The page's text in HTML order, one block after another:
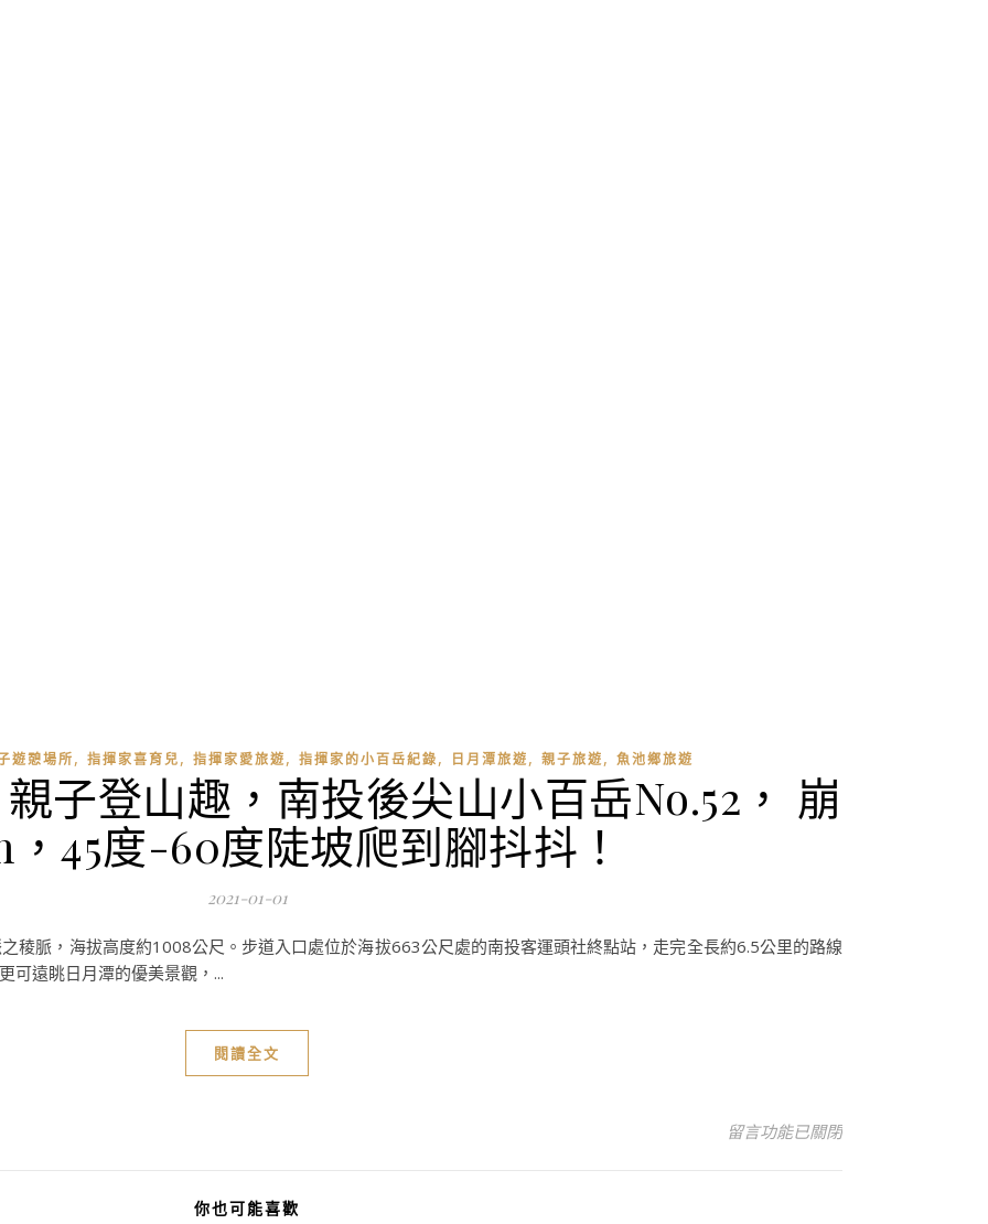
遊憩場所, 指揮家喜育兒, 指揮家愛旅遊, 指揮家的小百岳紀錄, 日月潭旅遊, 親子旅遊, 魚池鄉旅遊
子登山趣，南投後尖山小百岳No.52， 崩
，45度-60度陡坡爬到腳抖抖！
2021-01-01
稜脈，海拔高度約1008公尺。步道入口處位於海拔663公尺處的南投客運頭社終點站，走完全長約6.5公里的路線
可遠眺日月潭的優美景觀，...
閱讀全文
在〈2021新年第一登，親子登山
留言功能已關閉
你也可能喜歡